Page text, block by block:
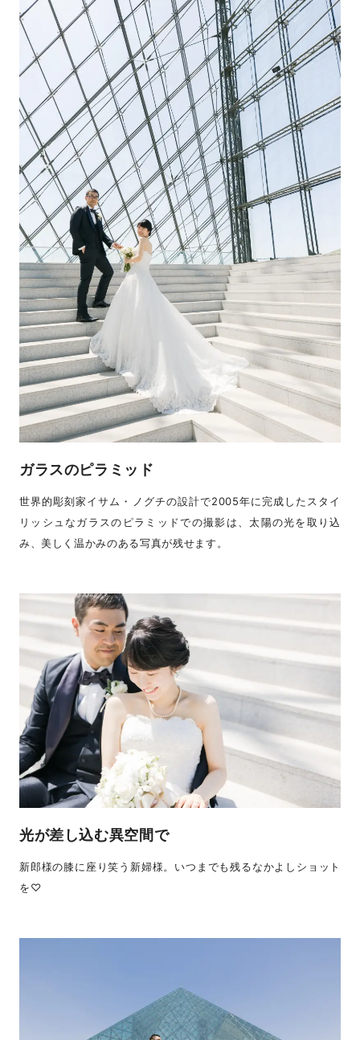
ガラスのピラミッド
世界的彫刻家イサム・ノグチの設計で2005年に完成したスタイ
リッシュなガラスのピラミッドでの撮影は、太陽の光を取り込
み、美しく温かみのある写真が残せます。
光が差し込む異空間で
新郎様の膝に座り笑う新婦様。いつまでも残るなかよしショット
を♡